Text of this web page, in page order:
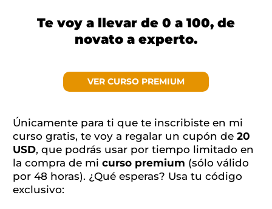
Te voy a llevar de 0 a 100, de
novato a experto.
VER CURSO PREMIUM
Únicamente para ti que te inscribiste en mi
curso gratis, te voy a regalar un cupón de 20
USD, que podrás usar por tiempo limitado en
la compra de mi curso premium (sólo válido
por 48 horas). ¿Qué esperas? Usa tu código
exclusivo: